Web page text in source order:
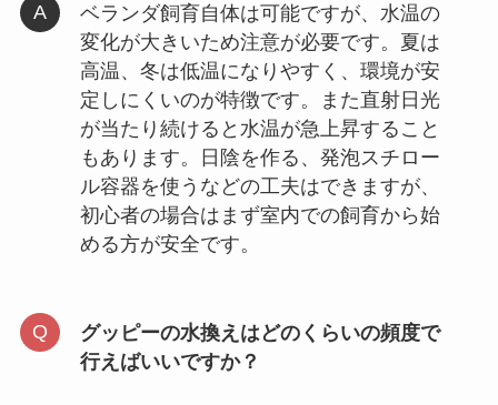
ベランダ飼育自体は可能ですが、水温の
変化が大きいため注意が必要です。夏は
高温、冬は低温になりやすく、環境が安
定しにくいのが特徴です。また直射日光
が当たり続けると水温が急上昇すること
もあります。日陰を作る、発泡スチロー
ル容器を使うなどの工夫はできますが、
初心者の場合はまず室内での飼育から始
める方が安全です。
グッピーの水換えはどのくらいの頻度で
行えばいいですか？